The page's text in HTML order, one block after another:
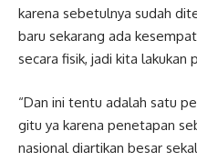
karena sebetulnya sudah
baru sekarang ada
secara fisik, jadi kita lakukan
“Dan ini tentu adalah satu
gitu ya karena penetapan
nasional diartikan besar